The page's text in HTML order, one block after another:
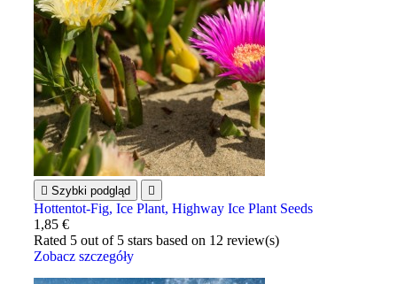
 Szybki podgląd 
Hottentot-Fig, Ice Plant, Highway Ice Plant Seeds
1,85 €
Rated 5 out of 5 stars based on 12 review(s)
Zobacz szczegóły